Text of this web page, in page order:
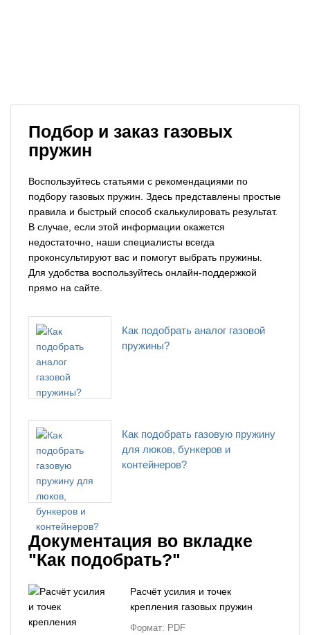
Подбор и заказ газовых
пружин
Воспользуйтесь статьями с рекомендациями по
подбору газовых пружин. Здесь представлены простые
правила и быстрый способ скалькулировать результат.
В случае, если этой информации окажется
недостаточно, наши специалисты всегда
проконсультируют вас и помогут выбрать пружины.
Для удобства воспользуйтесь онлайн-поддержкой
прямо на сайте.
Как подобрать аналог газовой
пружины?
Как подобрать газовую пружину
для люков, бункеров и
контейнеров?
Документация во вкладке
"Как подобрать?"
Расчёт усилия и точек
крепления газовых пружин
Формат: PDF